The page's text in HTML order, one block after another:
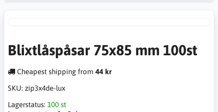
Blixtlåspåsar 75x85 mm 100st
Cheapest shipping from 44 kr
SKU: zip3x4de-lux
Lagerstatus: 100 st